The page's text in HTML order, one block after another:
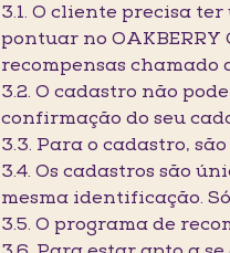
3.1. O cliente precisa
pontuar no
recompensas chamado
3.2. O cadastro não
confirmação do seu
3.3. Para o cadastro,
3.4. Os cadastros são
mesma identificação.
3.5. O programa de